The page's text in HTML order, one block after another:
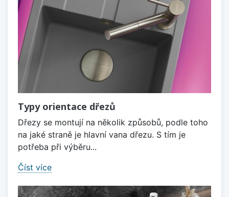
Typy orientace dřezů
Dřezy se montují na několik způsobů, podle toho
na jaké straně je hlavní vana dřezu. S tím je
potřeba při výběru...
Číst více